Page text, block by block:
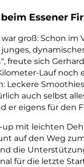
Essener
groß: Schon im
freute sich
Lauf
Leckere
auch selbst
er eigens für den
mit leichten
auf den Weg
die
für die letzte